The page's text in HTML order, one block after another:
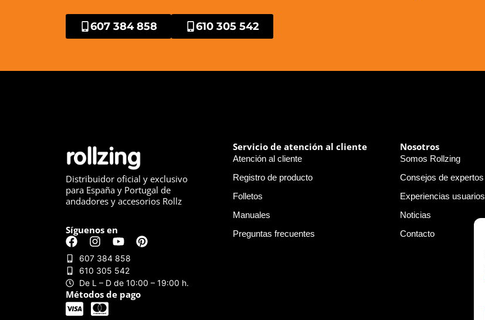
607 384 858 610 305 542
Distribuidor oficial y exclusivo
para España y Portugal de
andadores y accesorios Rollz
Síguenos en
607 384 858
610 305 542
De L – D de 10:00 – 19:00 h.
Métodos de pago
Servicio de atención al cliente
Atención al cliente
Registro de producto
Folletos
Manuales
Preguntas frecuentes
Nosotros
Somos Rollzing
Consejos de expertos
Experiencias usuarios
Noticias
Contacto